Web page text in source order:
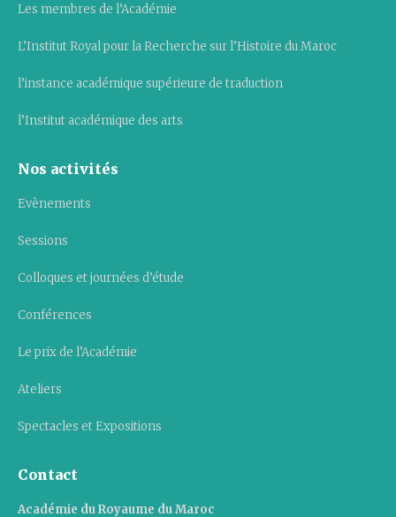
Les membres de l’Académie
L’Institut Royal pour la Recherche sur l’Histoire du Maroc
l’instance académique supérieure de traduction
l’Institut académique des arts
Nos activités
Evènements
Sessions
Colloques et journées d’étude
Conférences
Le prix de l’Académie
Ateliers
Spectacles et Expositions
Contact
Académie du Royaume du Maroc